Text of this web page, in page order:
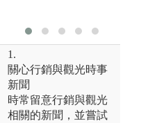
1.
關心行銷與觀光時事
新聞
時常留意行銷與觀光
相關的新聞，並嘗試